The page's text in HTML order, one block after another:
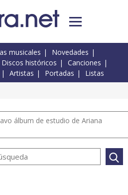
musicales
Novedades
Discos históricos
Canciones
Artistas Portadas Listas
álbum de estudio de Ariana